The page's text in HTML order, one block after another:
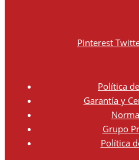
Pinterest
Política
Garantía y
Grupo
Política